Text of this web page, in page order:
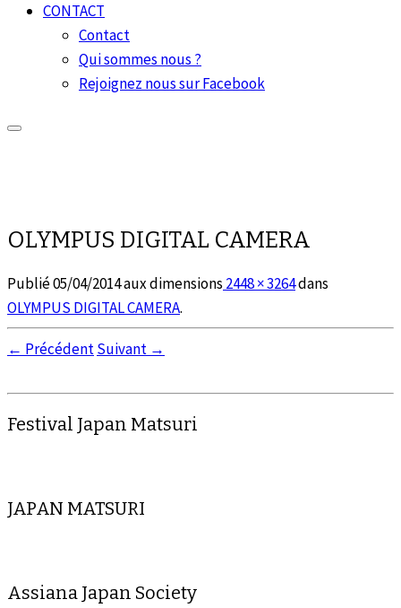
CONTACT
Contact
Qui sommes nous ?
Rejoignez nous sur Facebook
OLYMPUS DIGITAL CAMERA
Publié05/04/2014aux dimensions 2448 × 3264dans
OLYMPUS DIGITAL CAMERA.
← PrécédentSuivant →
Festival Japan Matsuri
JAPAN MATSURI
Assiana Japan Society